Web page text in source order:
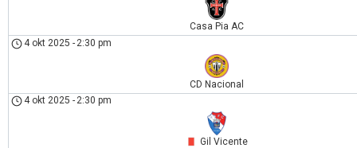
Casa Pia AC
4 okt 2025 - 2:30 pm
CD Nacional
4 okt 2025 - 2:30 pm
Gil Vicente